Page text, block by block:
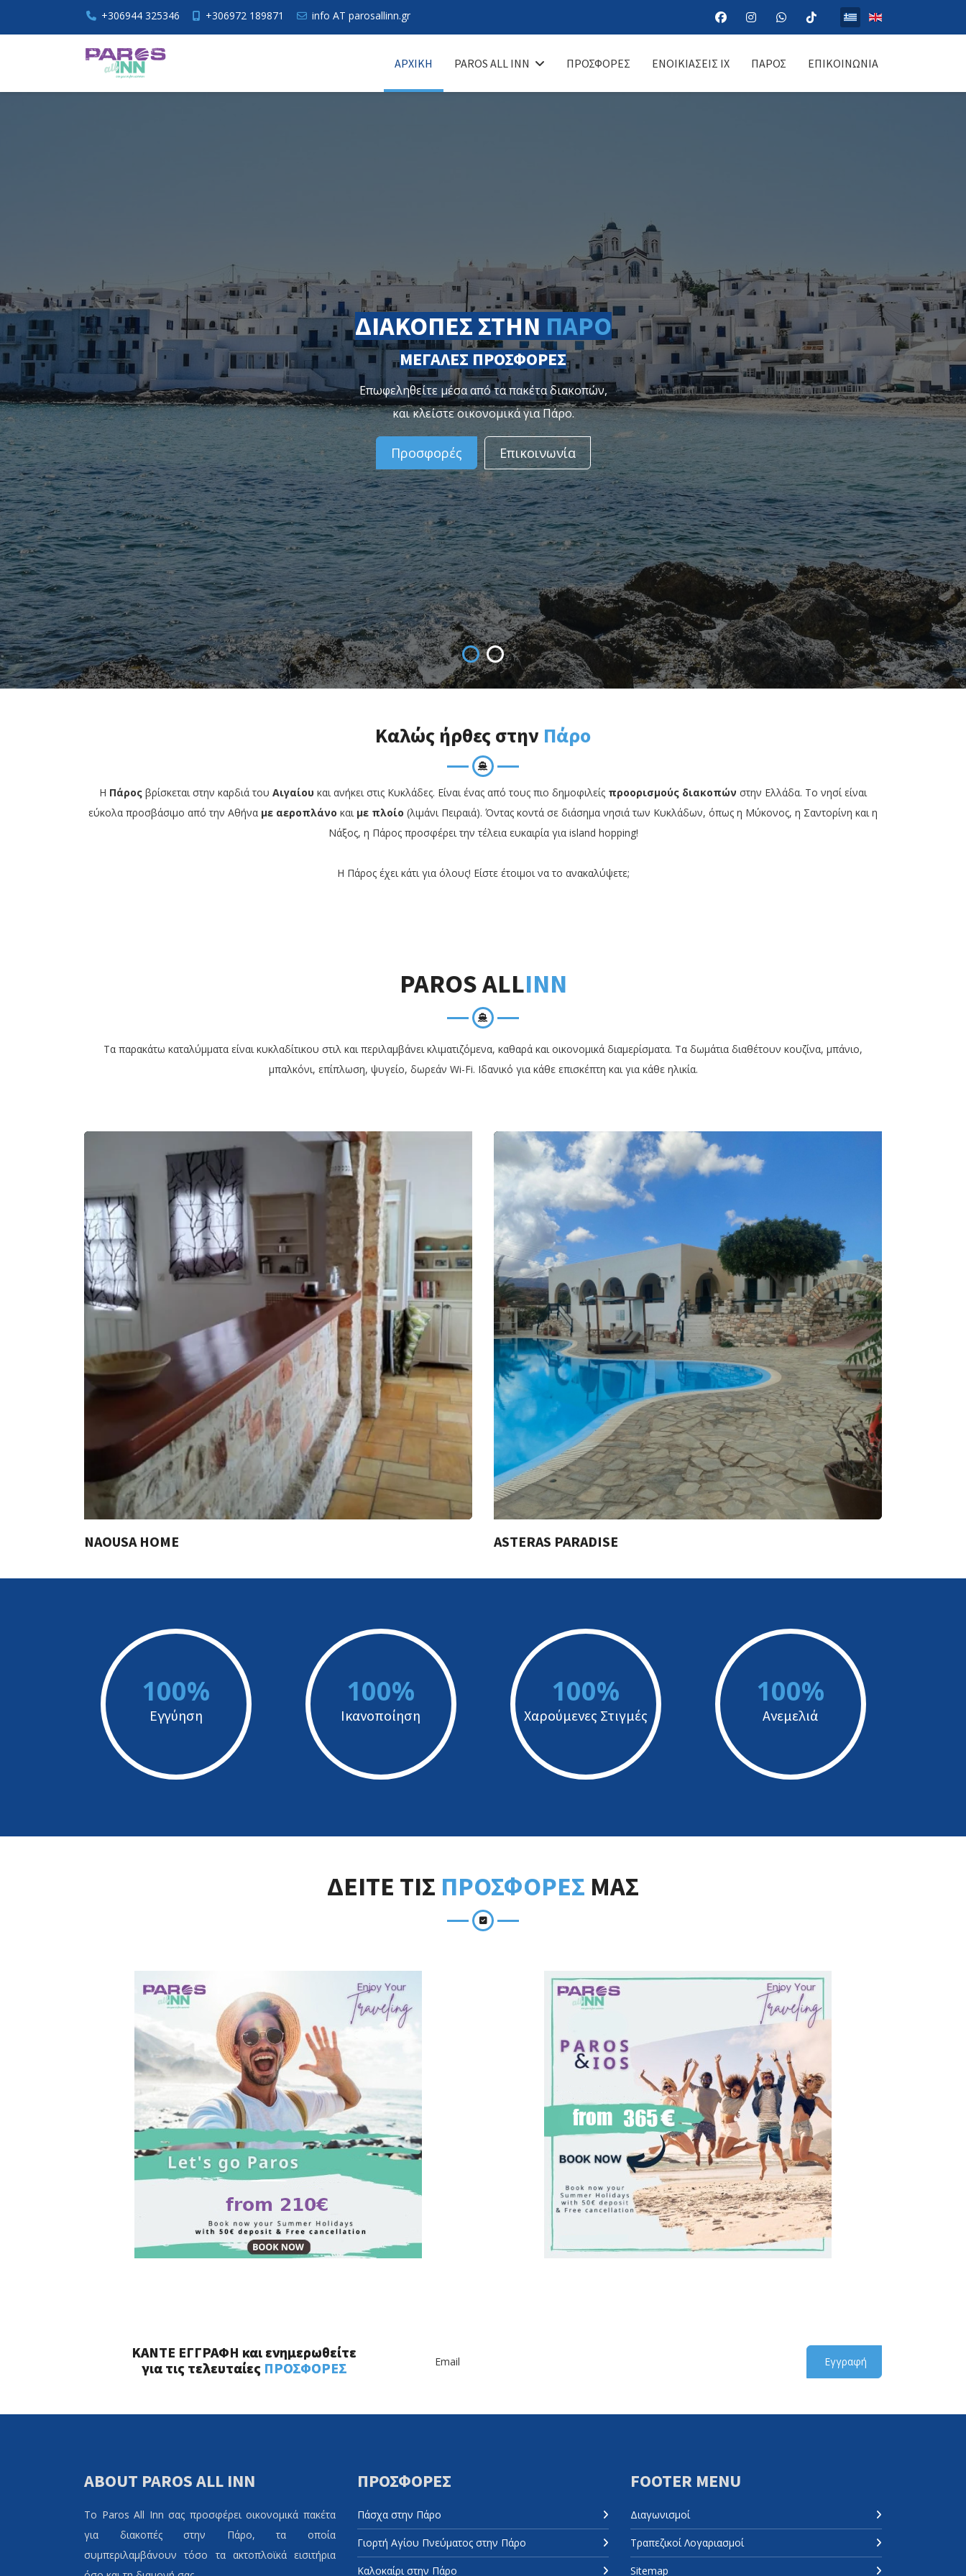
+306944 325346 +306972 189871 info AT parosallinn.gr Επιλέξτε τη γλώσσα σας
ΑΡΧΙΚΉ PAROS ALL INN ΠΡΟΣΦΟΡΈΣ ΕΝΟΙΚΙΆΣΕΙΣ ΙΧ ΠΆΡΟΣ ΕΠΙΚΟΙΝΩΝΊΑ
ΔΙΑΚΟΠΈΣ ΣΤΗΝ ΠΆΡΟ
ΜΕΓΑΛΕΣ ΠΡΟΣΦΟΡΕΣ
Επωφεληθείτε μέσα από τα πακέτα διακοπών,
και κλείστε οικονομικά για Πάρο.
Προσφορές Επικοινωνία
Καλώς ήρθες στην Πάρο
Η Πάρος βρίσκεται στην καρδιά του Αιγαίου και ανήκει στις Κυκλάδες. Είναι ένας από τους πιο δημοφιλείς προορισμούς διακοπών στην Ελλάδα. Το νησί είναι
εύκολα προσβάσιμο από την Αθήνα με αεροπλάνο και με πλοίο (λιμάνι Πειραιά). Όντας κοντά σε διάσημα νησιά των Κυκλάδων, όπως η Μύκονος, η Σαντορίνη και η
Νάξος, η Πάρος προσφέρει την τέλεια ευκαιρία για island hopping!
Η Πάρος έχει κάτι για όλους! Είστε έτοιμοι να το ανακαλύψετε;
PAROS ALLINN
Τα παρακάτω καταλύμματα είναι κυκλαδίτικου στιλ και περιλαμβάνει κλιματιζόμενα, καθαρά και οικονομικά διαμερίσματα. Τα δωμάτια διαθέτουν κουζίνα, μπάνιο,
μπαλκόνι, επίπλωση, ψυγείο, δωρεάν Wi-Fi. Ιδανικό για κάθε επισκέπτη και για κάθε ηλικία.
NAOUSA HOME ASTERAS PARADISE
100%
Εγγύηση
100%
Ικανοποίηση
100%
Χαρούμενες Στιγμές
100%
Ανεμελιά
ΔΕΙΤΕ ΤΙΣ ΠΡΟΣΦΟΡΕΣ ΜΑΣ
ΚΑΝΤΕ ΕΓΓΡΑΦΗ και ενημερωθείτε
για τις τελευταίες ΠΡΟΣΦΟΡΕΣ Εγγραφή
ABOUT PAROS ALL INN
Το Paros All Inn σας προσφέρει οικονομικά πακέτα
για διακοπές στην Πάρο, τα οποία
συμπεριλαμβάνουν τόσο τα ακτοπλοϊκά εισιτήρια
ΠΡΟΣΦΟΡΈΣ
Πάσχα στην Πάρο
Γιορτή Αγίου Πνεύματος στην Πάρο
Καλοκαίρι στην Πάρο
FOOTER MENU
Διαγωνισμοί
Τραπεζικοί Λογαριασμοί
Sitemap